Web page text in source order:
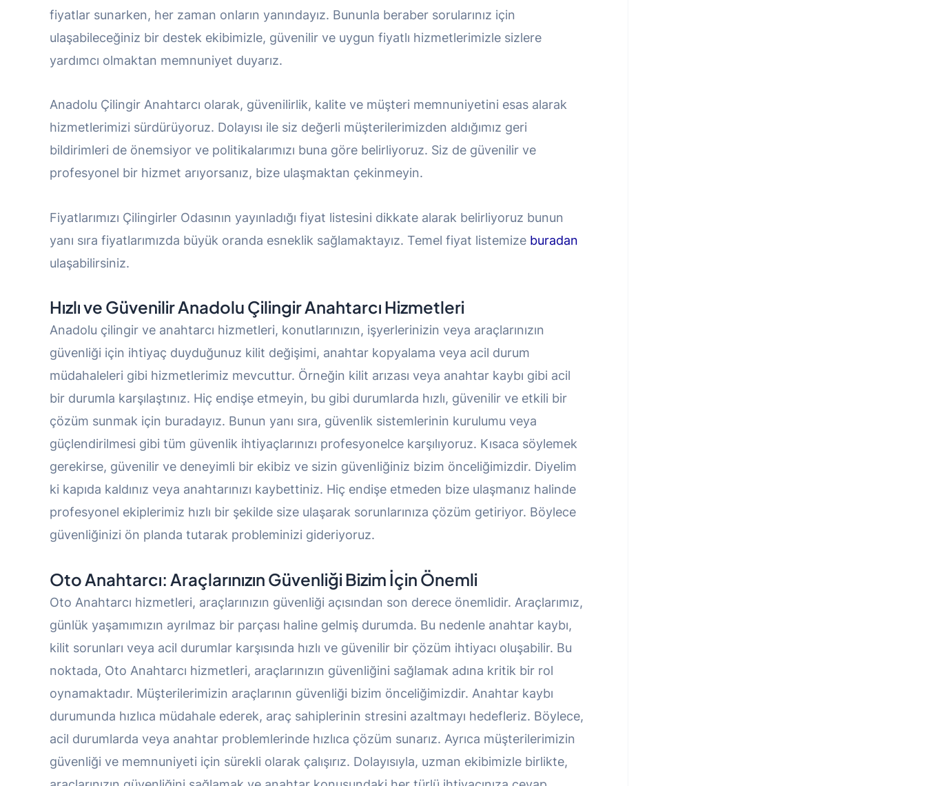
fiyatlar sunarken, her zaman onların yanındayız. Bununla beraber sorularınız için
ulaşabileceğiniz bir destek ekibimizle, güvenilir ve uygun fiyatlı hizmetlerimizle sizlere
yardımcı olmaktan memnuniyet duyarız.
Anadolu Çilingir Anahtarcı olarak, güvenilirlik, kalite ve müşteri memnuniyetini esas alarak
hizmetlerimizi sürdürüyoruz. Dolayısı ile siz değerli müşterilerimizden aldığımız geri
bildirimleri de önemsiyor ve politikalarımızı buna göre belirliyoruz. Siz de güvenilir ve
profesyonel bir hizmet arıyorsanız, bize ulaşmaktan çekinmeyin.
Fiyatlarımızı Çilingirler Odasının yayınladığı fiyat listesini dikkate alarak belirliyoruz bunun
yanı sıra fiyatlarımızda büyük oranda esneklik sağlamaktayız. Temel fiyat listemize buradan
ulaşabilirsiniz.
Hızlı ve Güvenilir Anadolu Çilingir Anahtarcı Hizmetleri
Anadolu çilingir ve anahtarcı hizmetleri, konutlarınızın, işyerlerinizin veya araçlarınızın
güvenliği için ihtiyaç duyduğunuz kilit değişimi, anahtar kopyalama veya acil durum
müdahaleleri gibi hizmetlerimiz mevcuttur. Örneğin kilit arızası veya anahtar kaybı gibi acil
bir durumla karşılaştınız. Hiç endişe etmeyin, bu gibi durumlarda hızlı, güvenilir ve etkili bir
çözüm sunmak için buradayız. Bunun yanı sıra, güvenlik sistemlerinin kurulumu veya
güçlendirilmesi gibi tüm güvenlik ihtiyaçlarınızı profesyonelce karşılıyoruz. Kısaca söylemek
gerekirse, güvenilir ve deneyimli bir ekibiz ve sizin güvenliğiniz bizim önceliğimizdir. Diyelim
ki kapıda kaldınız veya anahtarınızı kaybettiniz. Hiç endişe etmeden bize ulaşmanız halinde
profesyonel ekiplerimiz hızlı bir şekilde size ulaşarak sorunlarınıza çözüm getiriyor. Böylece
güvenliğinizi ön planda tutarak probleminizi gideriyoruz.
Oto Anahtarcı: Araçlarınızın Güvenliği Bizim İçin Önemli
Oto Anahtarcı hizmetleri, araçlarınızın güvenliği açısından son derece önemlidir. Araçlarımız,
günlük yaşamımızın ayrılmaz bir parçası haline gelmiş durumda. Bu nedenle anahtar kaybı,
kilit sorunları veya acil durumlar karşısında hızlı ve güvenilir bir çözüm ihtiyacı oluşabilir. Bu
noktada, Oto Anahtarcı hizmetleri, araçlarınızın güvenliğini sağlamak adına kritik bir rol
oynamaktadır. Müşterilerimizin araçlarının güvenliği bizim önceliğimizdir. Anahtar kaybı
durumunda hızlıca müdahale ederek, araç sahiplerinin stresini azaltmayı hedefleriz. Böylece,
acil durumlarda veya anahtar problemlerinde hızlıca çözüm sunarız. Ayrıca müşterilerimizin
güvenliği ve memnuniyeti için sürekli olarak çalışırız. Dolayısıyla, uzman ekibimizle birlikte,